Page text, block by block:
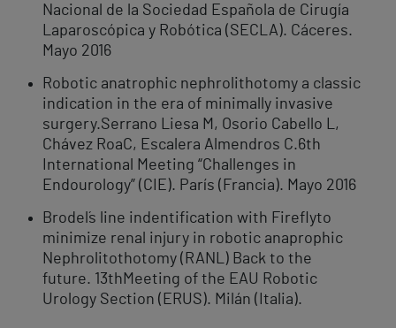
Nacional de la Sociedad Española de Cirugía
Laparoscópica y Robótica (SECLA). Cáceres.
Mayo 2016
Robotic anatrophic nephrolithotomy a classic
indication in the era of minimally invasive
surgery.Serrano Liesa M, Osorio Cabello L,
Chávez RoaC, Escalera Almendros C.6th
International Meeting “Challenges in
Endourology” (CIE). París (Francia). Mayo 2016
Brodel´s line indentification with Fireflyto
minimize renal injury in robotic anaprophic
Nephrolitothotomy (RANL) Back to the
future. 13thMeeting of the EAU Robotic
Urology Section (ERUS). Milán (Italia).